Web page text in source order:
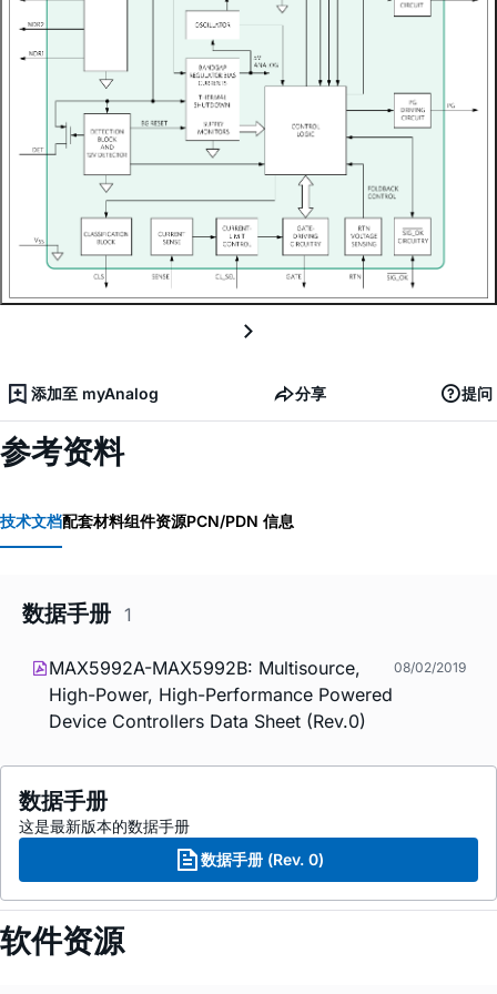
添加至 myAnalog 分享 提问
参考资料
技术文档配套材料组件资源PCN/PDN 信息
数据手册 1
MAX5992A-MAX5992B: Multisource,
High-Power, High-Performance Powered
Device Controllers Data Sheet (Rev.0)
08/02/2019
数据手册
这是最新版本的数据手册
数据手册 (Rev. 0)
软件资源